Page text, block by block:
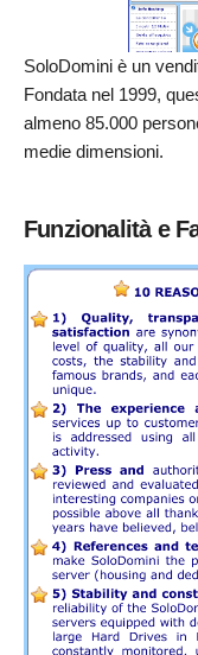
SoloDomini è un
Fondata nel 1999,
almeno 85.000
medie dimensioni.
Funzionalità e